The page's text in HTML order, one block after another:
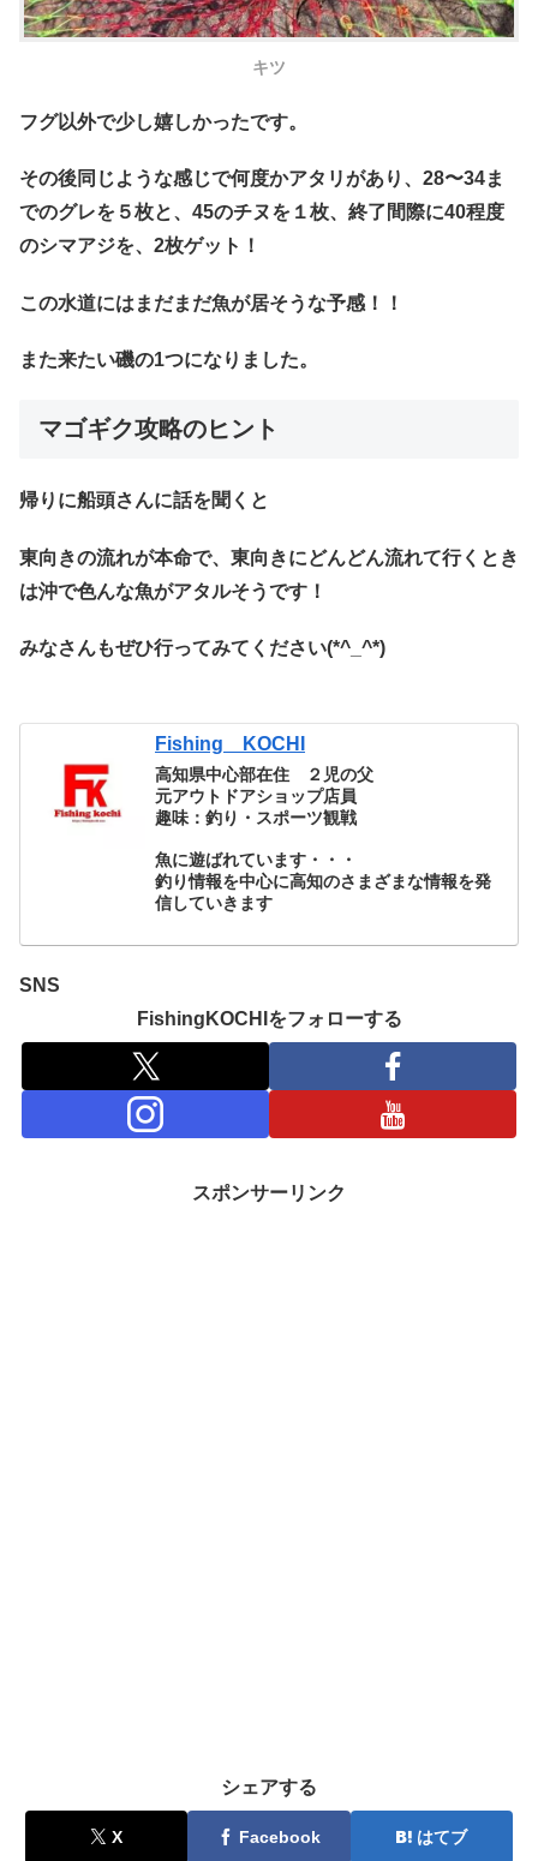
キツ
フグ以外で少し嬉しかったです。
その後同じような感じで何度かアタリがあり、28〜34ま
でのグレを５枚と、45のチヌを１枚、終了間際に40程度
のシマアジを、2枚ゲット！
この水道にはまだまだ魚が居そうな予感！！
また来たい磯の1つになりました。
マゴギク攻略のヒント
帰りに船頭さんに話を聞くと
東向きの流れが本命で、東向きにどんどん流れて行くとき
は沖で色んな魚がアタルそうです！
みなさんもぜひ行ってみてください(*^_^*)
Fishing KOCHI
高知県中心部在住 ２児の父
元アウトドアショップ店員
趣味：釣り・スポーツ観戦
魚に遊ばれています・・・
釣り情報を中心に高知のさまざまな情報を発
信していきます
SNS
FishingKOCHIをフォローする
スポンサーリンク
シェアする
X Facebook はてブ